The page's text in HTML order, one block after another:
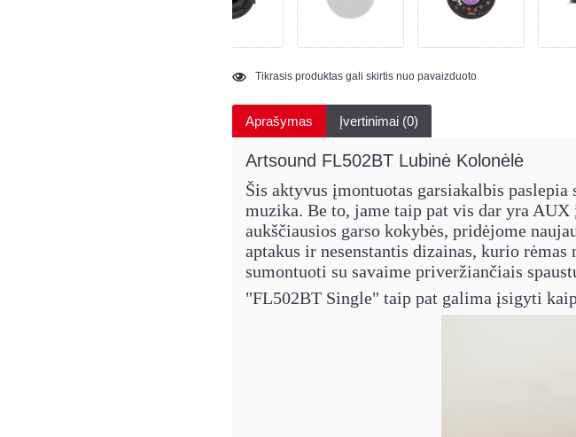
Tikrasis produktas gali skirtis nuo pavaizduoto
Aprašymas Įvertinimai (0)
Artsound FL502BT Lubinė Kolonėlė
Šis aktyvus įmontuotas garsiakalbis
muzika. Be to, jame taip pat vis dar yra
aukščiausios garso kokybės, pridėjome
aptakus ir nesenstantis dizainas, kurio
sumontuoti su savaime priveržiančiais
"FL502BT Single" taip pat galima įsigyti